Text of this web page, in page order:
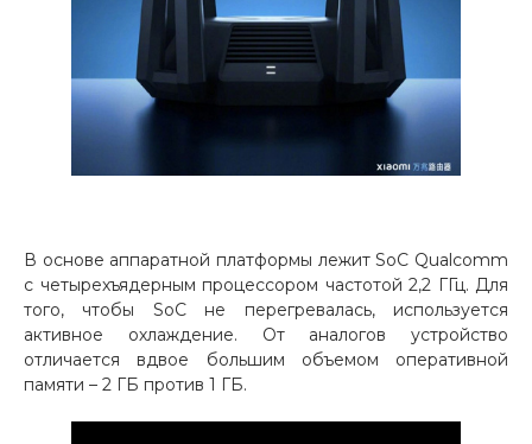
об оплате Плайтом
Остались вопросы?
8 800 302-02-51
В основе аппаратной платформы лежит SoC Qualcomm
с четырехъядерным процессором частотой 2,2 ГГц. Для
того, чтобы SoC не перегревалась, используется
активное охлаждение. От аналогов устройство
отличается вдвое большим объемом оперативной
памяти – 2 ГБ против 1 ГБ.